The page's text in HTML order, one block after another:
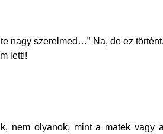
nagy szerelmed…” Na, de ez
lett!!
nem olyanok, mint a matek vagy